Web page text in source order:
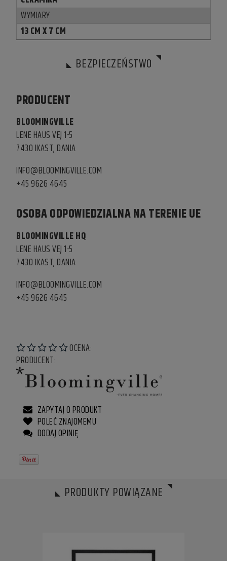
WYMIARY
13 CM X 7 CM
BEZPIECZEŃSTWO
PRODUCENT
BLOOMINGVILLE
LENE HAUS VEJ 1-5
7430 IKAST, DANIA
INFO@BLOOMINGVILLE.COM
+45 9626 4645
OSOBA ODPOWIEDZIALNA NA TERENIE UE
BLOOMINGVILLE HQ
LENE HAUS VEJ 1-5
7430 IKAST, DANIA
INFO@BLOOMINGVILLE.COM
+45 9626 4645
OCENA:
PRODUCENT:
ZAPYTAJ O PRODUKT
POLEĆ ZNAJOMEMU
DODAJ OPINIĘ
PRODUKTY POWIĄZANE